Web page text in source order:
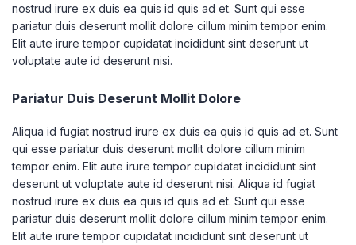
nostrud irure ex duis ea quis id quis ad et. Sunt qui esse
pariatur duis deserunt mollit dolore cillum minim tempor enim.
Elit aute irure tempor cupidatat incididunt sint deserunt ut
voluptate aute id deserunt nisi.
Pariatur Duis Deserunt Mollit Dolore
Aliqua id fugiat nostrud irure ex duis ea quis id quis ad et. Sunt
qui esse pariatur duis deserunt mollit dolore cillum minim
tempor enim. Elit aute irure tempor cupidatat incididunt sint
deserunt ut voluptate aute id deserunt nisi. Aliqua id fugiat
nostrud irure ex duis ea quis id quis ad et. Sunt qui esse
pariatur duis deserunt mollit dolore cillum minim tempor enim.
Elit aute irure tempor cupidatat incididunt sint deserunt ut